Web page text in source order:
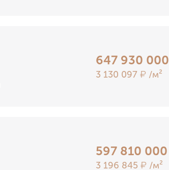
647 930 000
3 130 097 ₽ /м²
597 810 000
3 196 845 ₽ /м²